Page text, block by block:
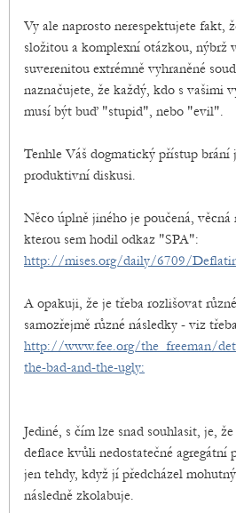
Vy ale naprosto nerespektujete fakt,
složitou a komplexní otázkou, nýbrž
suverenitou extrémně vyhraněné
naznačujete, že každý, kdo s vašimi
musí být buď "stupid", nebo "evil".
Tenhle Váš dogmatický přístup brání
produktivní diskusi.
Něco úplně jiného je poučená, věcná
kterou sem hodil odkaz "SPA":
http://mises.org/daily/6709/
A opakuji, že je třeba rozlišovat
samozřejmě různé následky - viz
http://www.fee.org/the_freeman/
the-bad-and-the-ugly:
Jediné, s čím lze snad souhlasit, je,
deflace kvůli nedostatečné agregátní
jen tehdy, když jí předcházel
následně zkolabuje.